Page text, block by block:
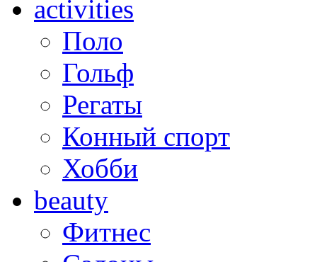
activities
Поло
Гольф
Регаты
Конный спорт
Хобби
beauty
Фитнес